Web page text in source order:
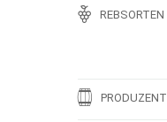
REBSORTEN
PRODUZENT